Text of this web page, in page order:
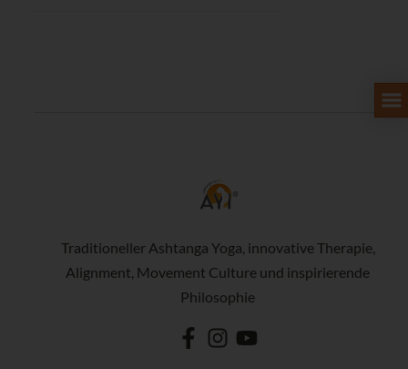
Traditioneller Ashtanga Yoga, innovative Therapie,
Alignment, Movement Culture und inspirierende
Philosophie